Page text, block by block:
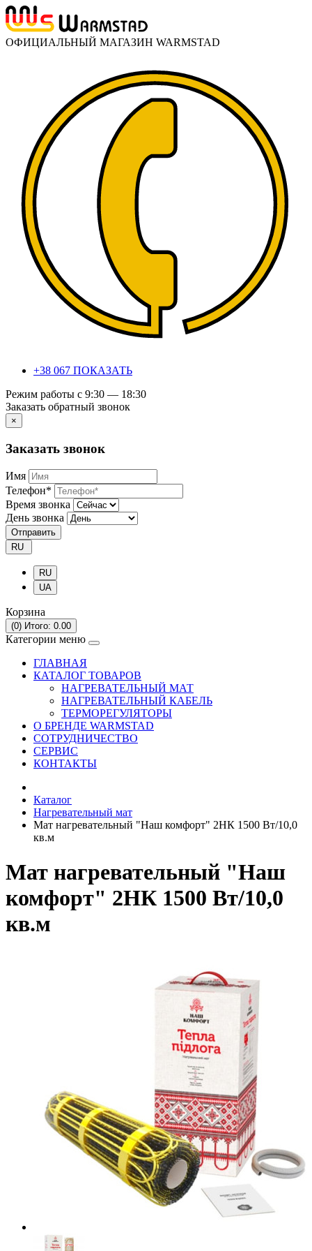
ОФИЦИАЛЬНЫЙ МАГАЗИН WARMSTAD
+38 067 ПОКАЗАТЬ
Режим работы с 9:30 — 18:30
Заказать обратный звонок
×
Заказать звонок
Имя
Телефон*
Время звонка
День звонка
Отправить
RU
RU
UA
Корзина
(0) Итого: 0.00
Категории меню
ГЛАВНАЯ
КАТАЛОГ ТОВАРОВ
НАГРЕВАТЕЛЬНЫЙ МАТ
НАГРЕВАТЕЛЬНЫЙ КАБЕЛЬ
ТЕРМОРЕГУЛЯТОРЫ
О БРЕНДЕ WARMSTAD
СОТРУДНИЧЕСТВО
СЕРВИC
КОНТАКТЫ
Каталог
Нагревательный мат
Мат нагревательный "Наш комфорт" 2НК 1500 Вт/10,0
кв.м
Мат нагревательный "Наш
комфорт" 2НК 1500 Вт/10,0
кв.м